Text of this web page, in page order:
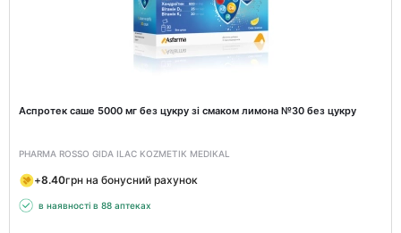
Аспротек саше 5000 мг без цукру зі смаком лимона №30 без цукру
PHARMA ROSSO GIDA ILAC KOZMETIK MEDIKAL
+8.40грн на бонусний рахунок
в наявності в 88 аптеках